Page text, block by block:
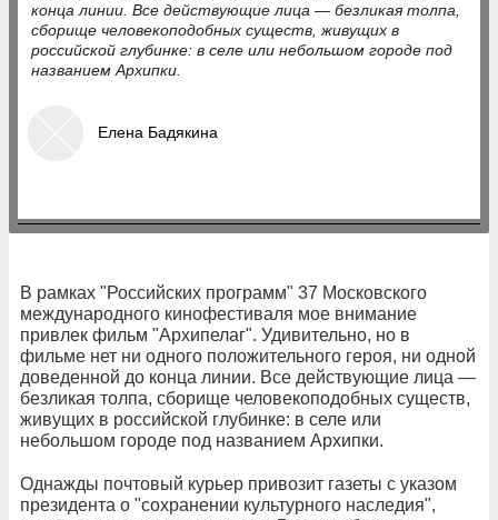
конца линии. Все действующие лица — безликая толпа,
сборище человекоподобных существ, живущих в
российской глубинке: в селе или небольшом городе под
названием Архипки.
Елена Бадякина
В рамках "Российских программ" 37 Московского
международного кинофестиваля мое внимание
привлек фильм "Архипелаг". Удивительно, но в
фильме нет ни одного положительного героя, ни одной
доведенной до конца линии. Все действующие лица —
безликая толпа, сборище человекоподобных существ,
живущих в российской глубинке: в селе или
небольшом городе под названием Архипки.
Однажды почтовый курьер привозит газеты с указом
президента о "сохранении культурного наследия",